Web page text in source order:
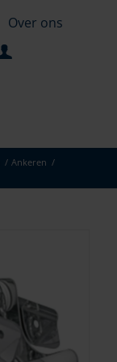
Over ons
/ Ankeren /